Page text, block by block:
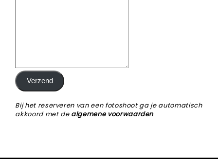
Verzend
Bij het reserveren van een fotoshoot ga je automatisch
akkoord met de algemene voorwaarden